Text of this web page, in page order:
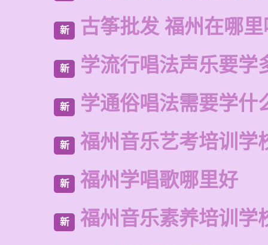
新 古筝批发 福州在哪
新 学流行唱法声乐要学
新 学通俗唱法需要学什
新 福州音乐艺考培训学
新 福州学唱歌哪里好
新 福州音乐素养培训学